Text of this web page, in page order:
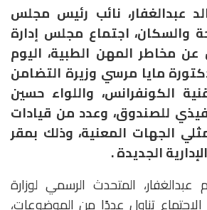
عبدالغفار، نائب رئيس مجلس
والسكان، اجتماع مجلس إدارة
مخاطر المهن الطبية، اليوم
مايا مرسي وزيرة التضامن
الكونفرانس، واللواء حسين
للصندوق، وعدد من قيادات
الجهات المعنية، وذلك بمقر
الجديدة .
المتحدث الرسمي لوزارة
تناول عددًا من الموضوعات،